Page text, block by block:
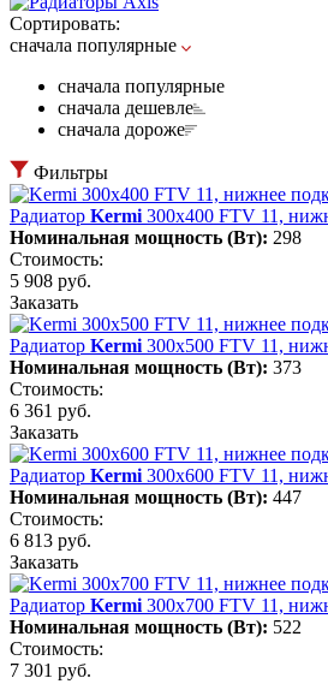
Сортировать:
сначала популярные
сначала популярные
сначала дешевле
сначала дороже
Фильтры
Радиатор Kermi 300х400 FTV 11,
Номинальная мощность (Вт): 298
Стоимость:
5 908 руб.
Заказать
Радиатор Kermi 300х500 FTV 11,
Номинальная мощность (Вт): 373
Стоимость:
6 361 руб.
Заказать
Радиатор Kermi 300х600 FTV 11,
Номинальная мощность (Вт): 447
Стоимость:
6 813 руб.
Заказать
Радиатор Kermi 300х700 FTV 11,
Номинальная мощность (Вт): 522
Стоимость:
7 301 руб.